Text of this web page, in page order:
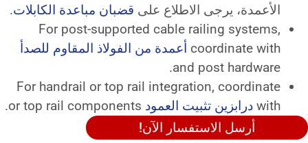
علىقضبان مباعدة الكابلات.
For post-supported cable
أعمدة من الفولاذ المقاوم للصدأ
For handrail or top rail
العمود or top rail components.
الآن!